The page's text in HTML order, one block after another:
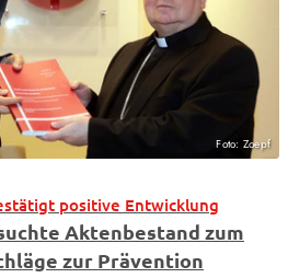
Foto: Zoepf
positive Entwicklung
Aktenbestand zum
zur Prävention